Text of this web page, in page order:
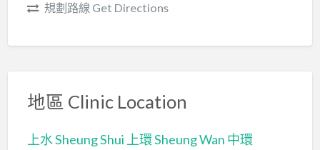
規劃路線 Get Directions
地區 Clinic Location
上水 Sheung Shui 上環 Sheung Wan 中環